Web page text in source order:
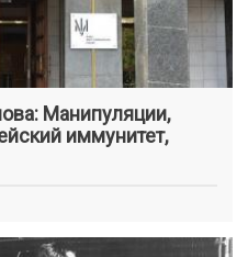
Манипуляции,
иммунитет,